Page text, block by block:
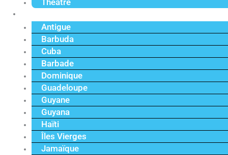
Théâtre
Antigue
Barbuda
Cuba
Barbade
Dominique
Guadeloupe
Guyane
Guyana
Haïti
Îles Vierges
Jamaïque